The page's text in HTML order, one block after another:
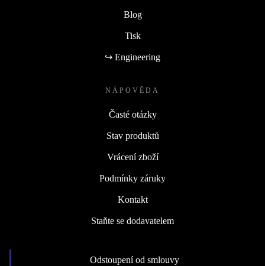
Blog
Tisk
↪ Engineering
NÁPOVĚDA
Časté otázky
Stav produktů
Vrácení zboží
Podmínky záruky
Kontakt
Staňte se dodavatelem
Odstoupení od smlouvy